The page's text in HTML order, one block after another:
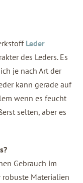
Leder
des Leders. Es
je nach Art der
kann gerade auf
wenn es feucht
selten, aber es
Gebrauch im
Materialien